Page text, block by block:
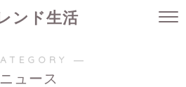
ンド生活
―
ニュース